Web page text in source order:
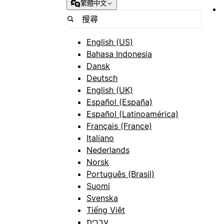
繁體中文
English (US)
Bahasa Indonesia
Dansk
Deutsch
English (UK)
Español (España)
Español (Latinoamérica)
Français (France)
Italiano
Nederlands
Norsk
Português (Brasil)
Suomi
Svenska
Tiếng Việt
עברית